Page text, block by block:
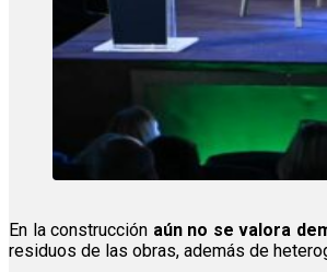
En la construcción aún no se valora
residuos de las obras, además de